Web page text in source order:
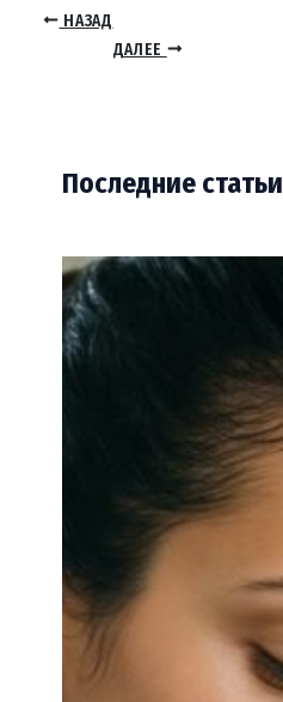
НАЗАД
ДАЛЕЕ
Последние статьи